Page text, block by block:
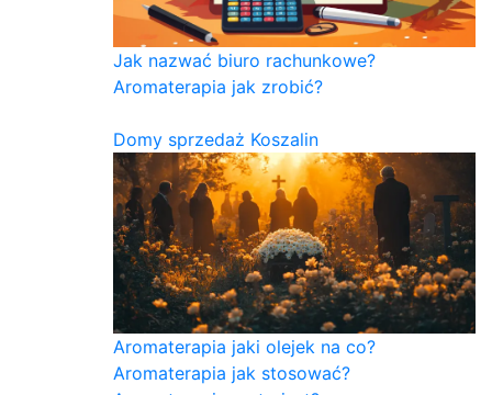
Jak nazwać biuro rachunkowe?
Aromaterapia jak zrobić?
Domy sprzedaż Koszalin
Aromaterapia jaki olejek na co?
Aromaterapia jak stosować?